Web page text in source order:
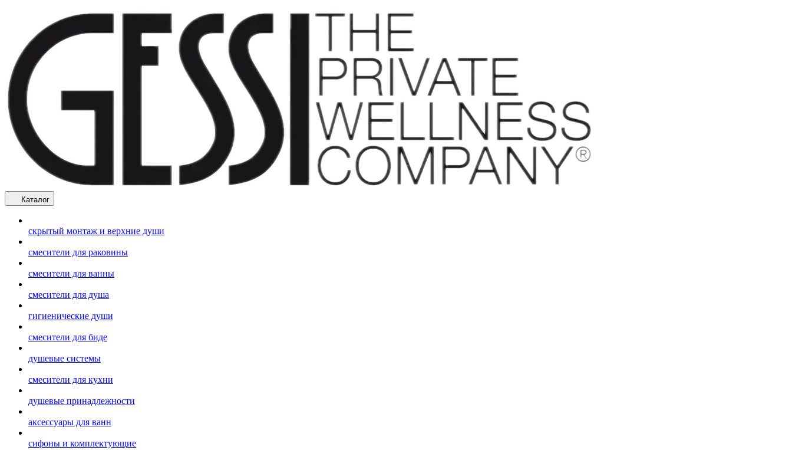
Каталог
скрытый монтаж и верхние души
смесители для раковины
смесители для ванны
смесители для душа
гигиенические души
смесители для биде
душевые системы
смесители для кухни
душевые принадлежности
аксессуары для ванн
сифоны и комплектующие